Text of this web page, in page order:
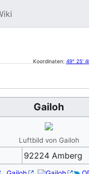
Koordinaten: 49° 25'
Gailoh
Luftbild von Gailoh
92224 Amberg